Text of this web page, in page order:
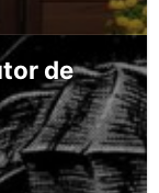
de